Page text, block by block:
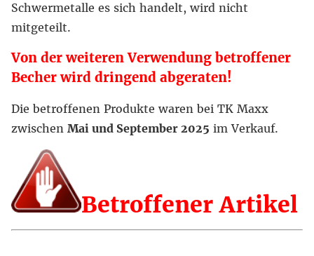
Schwermetalle es sich handelt, wird nicht
mitgeteilt.
Von der weiteren Verwendung betroffener
Becher wird dringend abgeraten!
Die betroffenen Produkte waren bei TK Maxx
zwischen Mai und September 2025 im Verkauf.
Betroffener Artikel